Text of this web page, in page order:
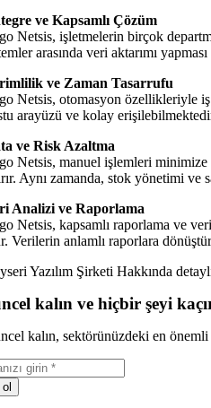
ve Kapsamlı Çözüm
Netsis, işletmelerin birçok
arasında veri aktarımı
ve Zaman Tasarrufu
Netsis, otomasyon özellikleriyle iş
arayüzü ve kolay
ve Risk Azaltma
Netsis, manuel işlemleri
Aynı zamanda, stok yönetimi
Analizi ve Raporlama
Netsis, kapsamlı raporlama ve
Verilerin anlamlı raporlara
Yazılım Şirketi Hakkında
kalın ve hiçbir şeyi
kalın, sektörünüzdeki en önemli